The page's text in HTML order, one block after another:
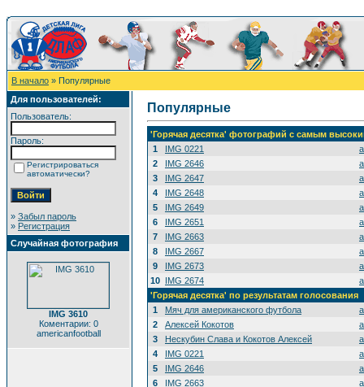
В начало » Популярные
Для пользователей:
Пользователь:
Пароль:
Регистрироваться
автоматически?
» Забыл пароль
» Регистрация
Случайная фотография
IMG 3610
Коментарии: 0
americanfootball
Популярные
'Горячая десятка' фотографий с самым
1
IMG 0221
2
IMG 2646
3
IMG 2647
4
IMG 2648
5
IMG 2649
6
IMG 2651
7
IMG 2663
8
IMG 2667
9
IMG 2673
10 IMG 2674
'Горячая десятка' по результатам голосования
1
Мяч для американского футбола
2
Алексей Кокотов
3
Нескубин Слава и Кокотов Алексей
4
IMG 0221
5
IMG 2646
6
IMG 2663